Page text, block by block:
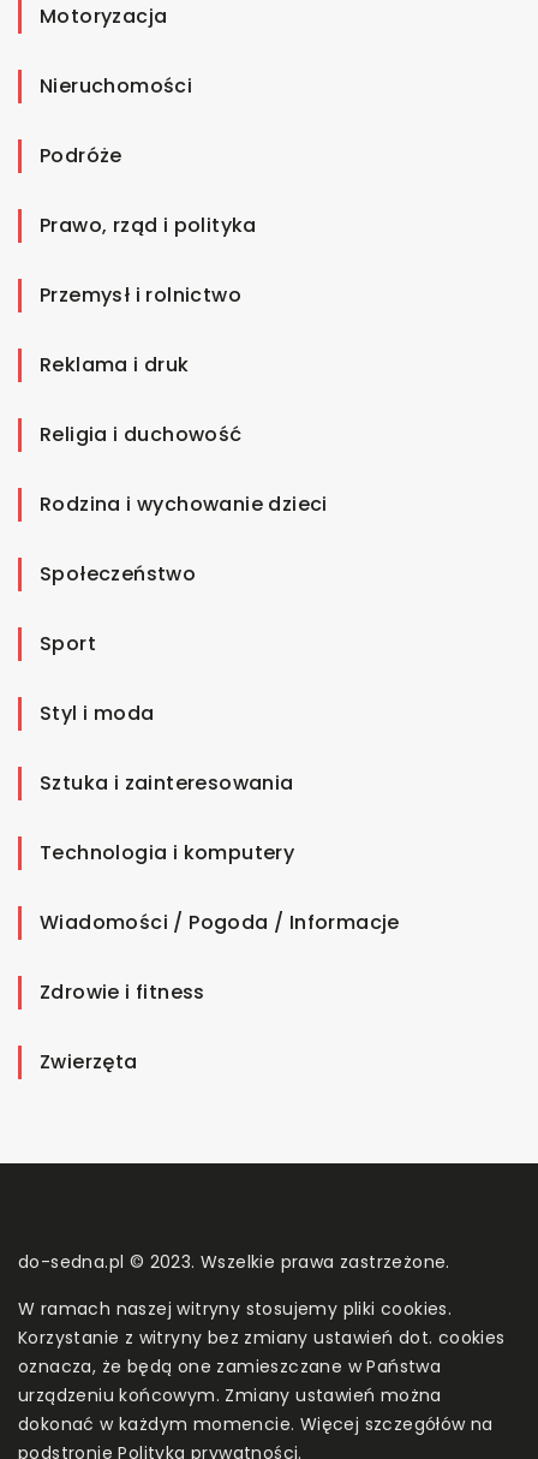
Motoryzacja
Nieruchomości
Podróże
Prawo, rząd i polityka
Przemysł i rolnictwo
Reklama i druk
Religia i duchowość
Rodzina i wychowanie dzieci
Społeczeństwo
Sport
Styl i moda
Sztuka i zainteresowania
Technologia i komputery
Wiadomości / Pogoda / Informacje
Zdrowie i fitness
Zwierzęta
do-sedna.pl © 2023. Wszelkie prawa zastrzeżone.
W ramach naszej witryny stosujemy pliki cookies.
Korzystanie z witryny bez zmiany ustawień dot. cookies
oznacza, że będą one zamieszczane w Państwa
urządzeniu końcowym. Zmiany ustawień można
dokonać w każdym momencie. Więcej szczegółów na
podstroniePolityka prywatności.